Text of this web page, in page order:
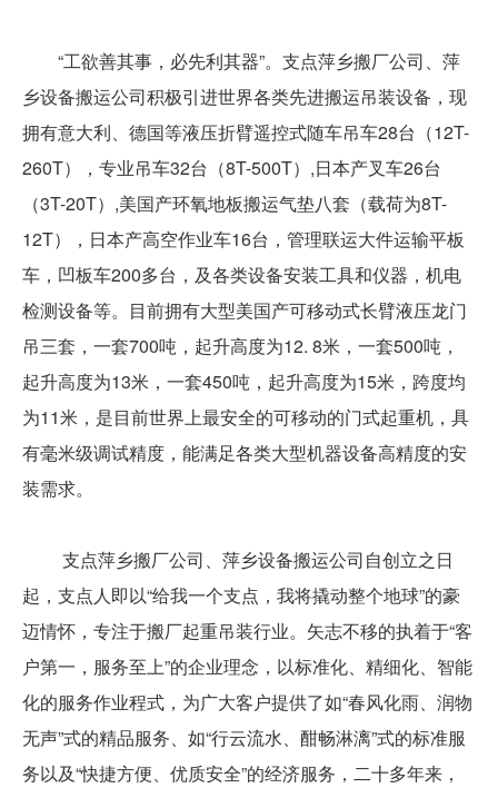
“工欲善其事，必先利其器”。支点萍乡搬厂公司、萍
乡设备搬运公司积极引进世界各类先进搬运吊装设备，现
拥有意大利、德国等液压折臂遥控式随车吊车28台（12T-
260T），专业吊车32台（8T-500T）,日本产叉车26台
（3T-20T）,美国产环氧地板搬运气垫八套（载荷为8T-
12T），日本产高空作业车16台，管理联运大件运输平板
车，凹板车200多台，及各类设备安装工具和仪器，机电
检测设备等。目前拥有大型美国产可移动式长臂液压龙门
吊三套，一套700吨，起升高度为12. 8米，一套500吨，
起升高度为13米，一套450吨，起升高度为15米，跨度均
为11米，是目前世界上最安全的可移动的门式起重机，具
有毫米级调试精度，能满足各类大型机器设备高精度的安
装需求。
支点萍乡搬厂公司、萍乡设备搬运公司自创立之日
起，支点人即以“给我一个支点，我将撬动整个地球”的豪
迈情怀，专注于搬厂起重吊装行业。矢志不移的执着于“客
户第一，服务至上”的企业理念，以标准化、精细化、智能
化的服务作业程式，为广大客户提供了如“春风化雨、润物
无声”式的精品服务、如“行云流水、酣畅淋漓”式的标准服
务以及“快捷方便、优质安全”的经济服务，二十多年来，